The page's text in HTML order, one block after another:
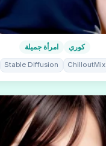
امرأة جميلة كوري
Stable Diffusion ChilloutMix